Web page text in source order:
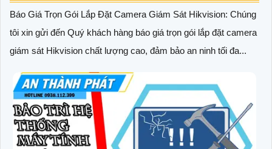
Báo Giá Trọn Gói Lắp Đặt Camera Giám Sát Hikvision: Chúng
tôi xin gửi đến Quý khách hàng báo giá trọn gói lắp đặt camera
giám sát Hikvision chất lượng cao, đảm bảo an ninh tối đa...